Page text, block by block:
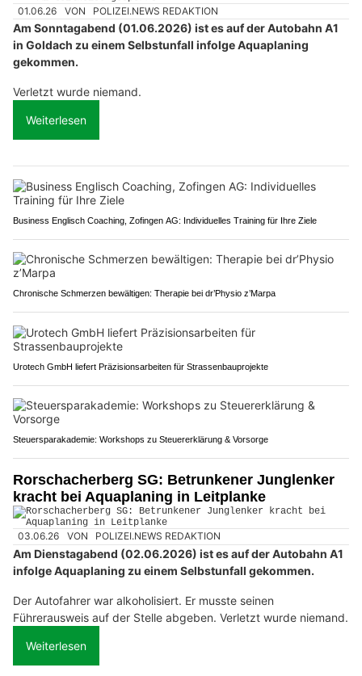
01.06.26 VON POLIZEI.NEWS REDAKTION
Am Sonntagabend (01.06.2026) ist es auf der Autobahn A1
in Goldach zu einem Selbstunfall infolge Aquaplaning
gekommen.
Verletzt wurde niemand.
Weiterlesen
Business Englisch Coaching, Zofingen AG: Individuelles Training für Ihre Ziele
Chronische Schmerzen bewältigen: Therapie bei dr’Physio z’Marpa
Urotech GmbH liefert Präzisionsarbeiten für Strassenbauprojekte
Steuersparakademie: Workshops zu Steuererklärung & Vorsorge
Rorschacherberg SG: Betrunkener Junglenker
kracht bei Aquaplaning in Leitplanke
03.06.26 VON POLIZEI.NEWS REDAKTION
Am Dienstagabend (02.06.2026) ist es auf der Autobahn A1
infolge Aquaplaning zu einem Selbstunfall gekommen.
Der Autofahrer war alkoholisiert. Er musste seinen
Führerausweis auf der Stelle abgeben. Verletzt wurde niemand.
Weiterlesen